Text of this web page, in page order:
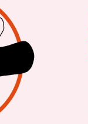
Ein
soll
Die Zukunft
die bei Air
Aussichten